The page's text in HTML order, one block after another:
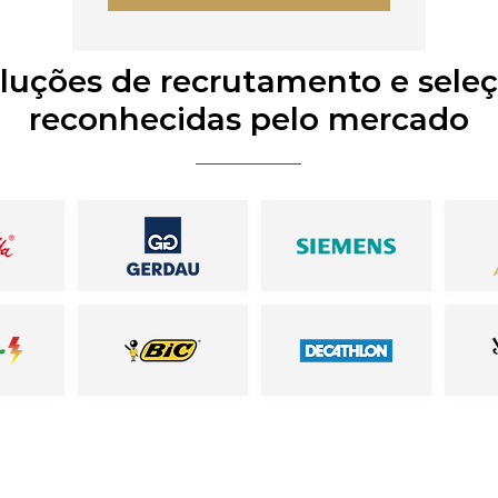
de recrutamento e
reconhecidas pelo mercado